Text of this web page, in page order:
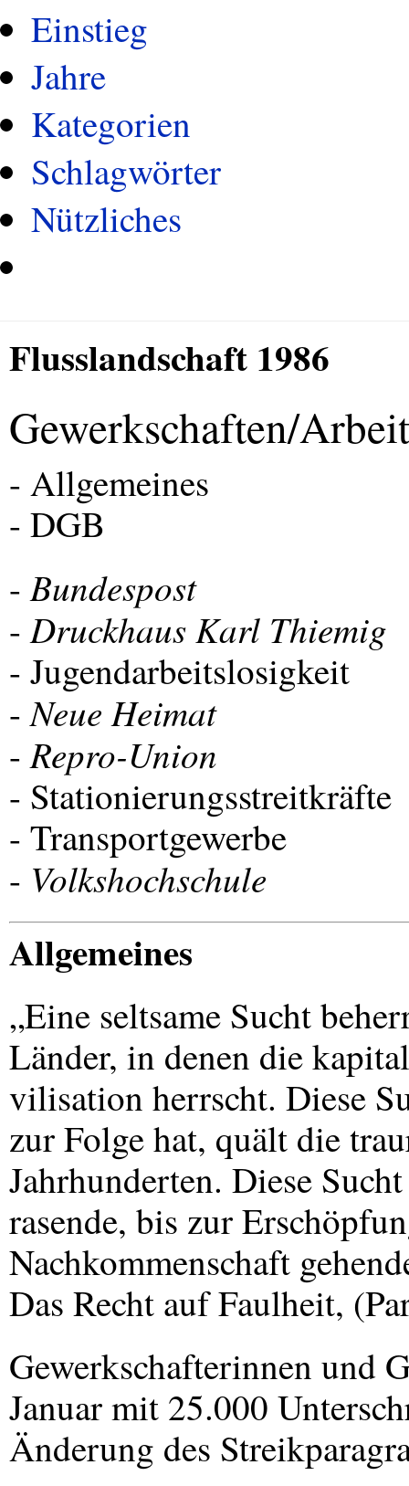
Einstieg
Jahre
Kategorien
Schlagwörter
Nützliches
Flusslandschaft 1986
Gewerkschaften/
- Allgemeines
- DGB
-Bundespost
-Druckhaus Karl Thiemig
- Jugendarbeitslosigkeit
-Neue Heimat
-Repro-Union
- Stationierungsstreitkräfte
- Transportgewerbe
- Volkshochschule
Allgemeines
„Eine seltsame Sucht
Länder, in denen die
vilisation herrscht. Diese
zur Folge hat, quält die
Jahrhunderten. Diese
rasende, bis zur
Nachkommenschaft
Das Recht auf Faulheit,
Gewerkschafterinnen und
Januar mit 25.000
Änderung des